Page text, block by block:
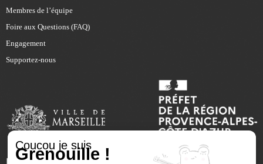
Membres de l’équipe
Foire aux Questions (FAQ)
Engagement
Supportez-nous
Coucou je suis
Grenouille !